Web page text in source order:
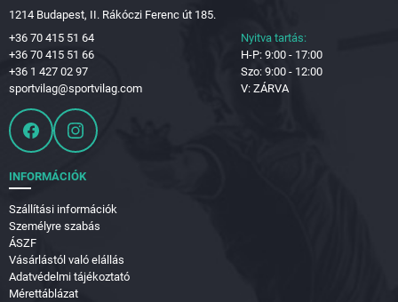
1214 Budapest, II. Rákóczi Ferenc út 185.
+36 70 415 51 64
+36 70 415 51 66
+36 1 427 02 97
sportvilag@sportvilag.com
Nyitva tartás:
H-P: 9:00 - 17:00
Szo: 9:00 - 12:00
V: ZÁRVA
INFORMÁCIÓK
Szállítási információk
Személyre szabás
ÁSZF
Vásárlástól való elállás
Adatvédelmi tájékoztató
Mérettáblázat